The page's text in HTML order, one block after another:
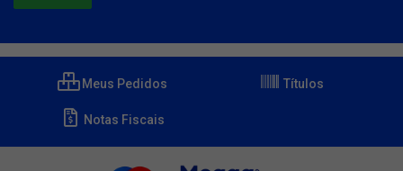
Meus Pedidos Títulos
Notas Fiscais